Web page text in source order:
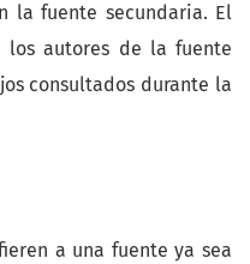
la fuente secundaria. El
autores de la fuente
consultados durante la
a una fuente ya sea